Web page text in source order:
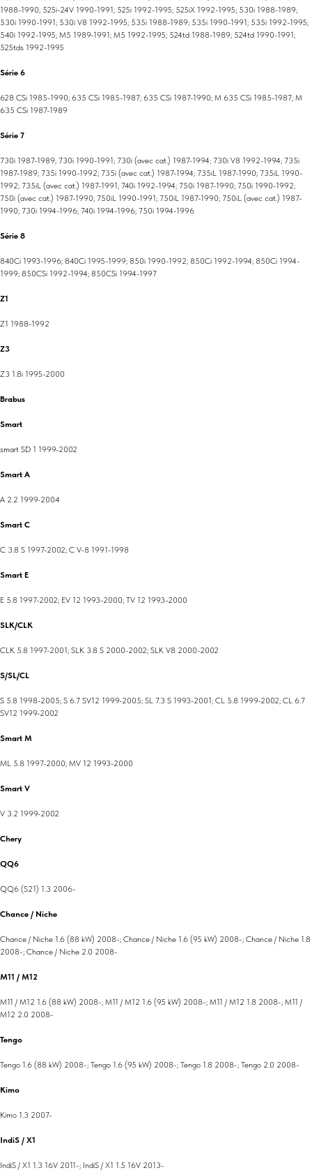
1988-1990; 525i-24V 1990-1991; 525i 1992-1995; 525iX 1992-1995; 530i 1988-1989;
530i 1990-1991; 530i V8 1992-1995; 535i 1988-1989; 535i 1990-1991; 535i 1992-1995;
540i 1992-1995; M5 1989-1991; M5 1992-1995; 524td 1988-1989; 524td 1990-1991;
525tds 1992-1995
Série 6
628 CSi 1985-1990; 635 CSi 1985-1987; 635 CSi 1987-1990; M 635 CSi 1985-1987; M
635 CSi 1987-1989
Série 7
730i 1987-1989; 730i 1990-1991; 730i (avec cat.) 1987-1994; 730i V8 1992-1994; 735i
1987-1989; 735i 1990-1992; 735i (avec cat.) 1987-1994; 735iL 1987-1990; 735iL 1990-
1992; 735iL (avec cat.) 1987-1991; 740i 1992-1994; 750i 1987-1990; 750i 1990-1992;
750i (avec cat.) 1987-1990; 750iL 1990-1991; 750iL 1987-1990; 750iL (avec cat.) 1987-
1990; 730i 1994-1996; 740i 1994-1996; 750i 1994-1996
Série 8
840Ci 1993-1996; 840Ci 1995-1999; 850i 1990-1992; 850Ci 1992-1994; 850Ci 1994-
1999; 850CSi 1992-1994; 850CSi 1994-1997
Z1
Z1 1988-1992
Z3
Z3 1.8i 1995-2000
Brabus
Smart
smart SD 1 1999-2002
Smart A
A 2.2 1999-2004
Smart C
C 3.8 S 1997-2002; C V-8 1991-1998
Smart E
E 5.8 1997-2002; EV 12 1993-2000; TV 12 1993-2000
SLK/CLK
CLK 5.8 1997-2001; SLK 3.8 S 2000-2002; SLK V8 2000-2002
S/SL/CL
S 5.8 1998-2005; S 6.7 SV12 1999-2005; SL 7.3 S 1993-2001; CL 5.8 1999-2002; CL 6.7
SV12 1999-2002
Smart M
ML 5.8 1997-2000; MV 12 1993-2000
Smart V
V 3.2 1999-2002
Chery
QQ6
QQ6 (S21) 1.3 2006-
Chance / Niche
Chance / Niche 1.6 (88 kW) 2008-; Chance / Niche 1.6 (95 kW) 2008-; Chance / Niche 1.8
2008-; Chance / Niche 2.0 2008-
M11 / M12
M11 / M12 1.6 (88 kW) 2008-; M11 / M12 1.6 (95 kW) 2008-; M11 / M12 1.8 2008-; M11 /
M12 2.0 2008-
Tengo
Tengo 1.6 (88 kW) 2008-; Tengo 1.6 (95 kW) 2008-; Tengo 1.8 2008-; Tengo 2.0 2008-
Kimo
Kimo 1.3 2007-
IndiS / X1
IndiS / X1 1.3 16V 2011-; IndiS / X1 1.5 16V 2013-